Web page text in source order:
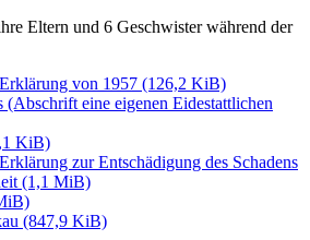
Eltern und 6 Geschwister während der
von 1957 (126,2 KiB)
(Abschrift eine eigenen Eidestattlichen
KiB)
zur Entschädigung des Schadens
(1,1 MiB)
(847,9 KiB)